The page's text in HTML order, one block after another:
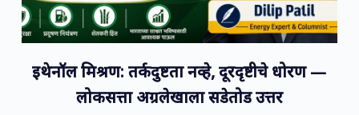
इथेनॉल मिश्रण: तर्कदुष्टता नव्हे, दूरदृष्टीचे धोरण —
लोकसत्ता अग्रलेखाला सडेतोड उत्तर